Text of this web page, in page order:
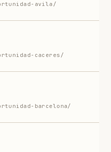
avila/
caceres/
barcelona/